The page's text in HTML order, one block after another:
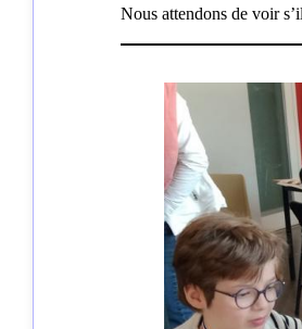
Nous attendons de voir